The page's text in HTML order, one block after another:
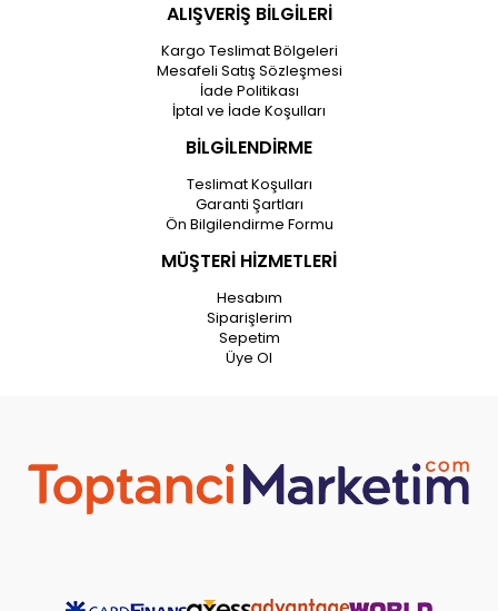
ALIŞVERİŞ BİLGİLERİ
Kargo Teslimat Bölgeleri
Mesafeli Satış Sözleşmesi
İade Politikası
İptal ve İade Koşulları
BİLGİLENDİRME
Teslimat Koşulları
Garanti Şartları
Ön Bilgilendirme Formu
MÜŞTERİ HİZMETLERİ
Hesabım
Siparişlerim
Sepetim
Üye Ol